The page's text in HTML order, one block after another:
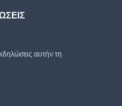
αυτήν τη